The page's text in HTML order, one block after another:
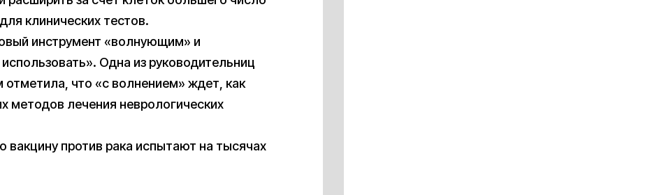
клинических тестов.
инструмент «волнующим» и
Одна из руководительниц
что «с волнением» ждет, как
методов лечения неврологических
вакцину против рака испытают на тысячах